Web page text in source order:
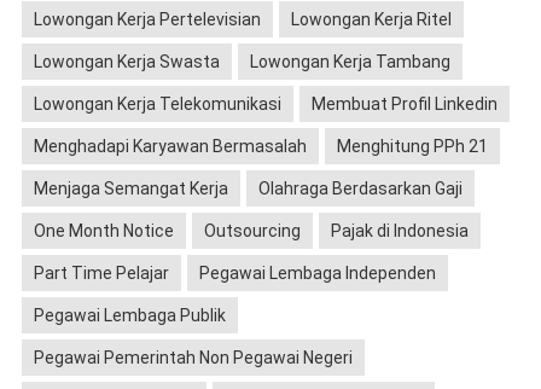
Lowongan Kerja Pertelevisian Lowongan Kerja Ritel
Lowongan Kerja Swasta Lowongan Kerja Tambang
Lowongan Kerja Telekomunikasi Membuat Profil Linkedin
Menghadapi Karyawan Bermasalah Menghitung PPh 21
Menjaga Semangat Kerja Olahraga Berdasarkan Gaji
One Month Notice Outsourcing Pajak di Indonesia
Part Time Pelajar Pegawai Lembaga Independen
Pegawai Lembaga Publik
Pegawai Pemerintah Non Pegawai Negeri